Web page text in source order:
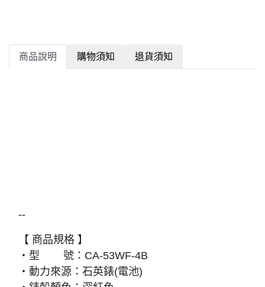
商品說明 購物須知 退貨須知
--
【 商品規格 】
・型 號：CA-53WF-4B
・動力來源：石英錶(電池)